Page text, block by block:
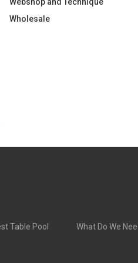
Wholesale
Table Pool
What Do We